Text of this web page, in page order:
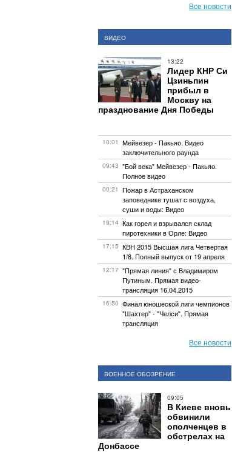
Все новости
ВИДЕО
13:22
Лидер КНР Си
Цзиньпин
прибыл в
Москву на
празднование Дня Победы
10:01 Мейвезер - Пакьяо. Видео
заключительного раунда
09:43 "Бой века" Мейвезер - Пакьяо.
Полное видео
00:21 Пожар в Астраханском
заповеднике тушат с воздуха,
суши и воды: Видео
19:14 Как горел и взрывался склад
пиротехники в Орле: Видео
17:15 КВН 2015 Высшая лига Четвертая
1/8. Полный выпуск от 19 апреля
12:17 "Прямая линия" с Владимиром
Путиным. Прямая видео-
трансляция 16.04.2015
16:50 Финал юношеской лиги чемпионов
"Шахтер" - "Челси"‏. Прямая
трансляция
Все новости
ВОЕННОЕ ОБОЗРЕНИЕ
09:05
В Киеве вновь
обвинили
ополченцев в
обстрелах на
Донбассе